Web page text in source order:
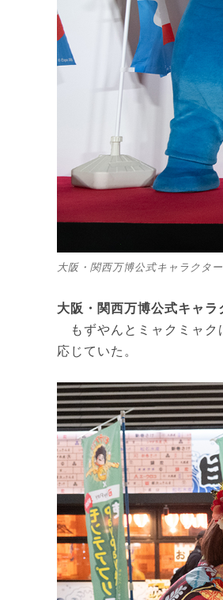
大阪・関西万博公式キャラクタ
大阪・関西万博公式キャ
もずやんとミャクミャク
応じていた。